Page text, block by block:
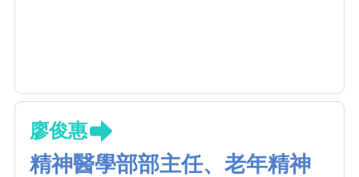
廖俊惠
精神醫學部部主任、老年精神